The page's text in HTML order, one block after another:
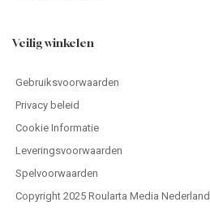
Veilig winkelen
Gebruiksvoorwaarden
Privacy beleid
Cookie Informatie
Leveringsvoorwaarden
Spelvoorwaarden
Copyright 2025 Roularta Media Nederland